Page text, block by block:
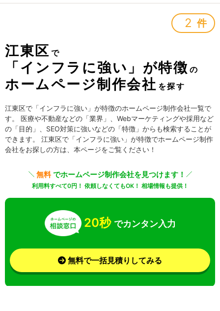
2 件
江東区 で
「インフラに強い」が特徴 の
ホームページ制作会社 を探す
江東区で「インフラに強い」が特徴のホームページ制作会社一覧で
す。 医療や不動産などの「業界」、Webマーケティングや採用など
の「目的」、SEO対策に強いなどの「特徴」からも検索することが
できます。 江東区で「インフラに強い」が特徴でホームページ制作
会社をお探しの方は、本ページをご覧ください！
無料でホームページ制作会社を見つけます！
利用料すべて0円！ 依頼しなくてもOK！ 相場情報も提供！
20秒 でカンタン入力
無料で一括見積りしてみる